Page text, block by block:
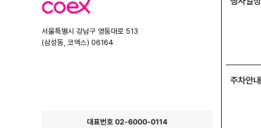
엑
서울특별시 강남구 영동대로 513
(삼성동, 코엑스) 06164
대표번호 02-6000-0114
주차안내